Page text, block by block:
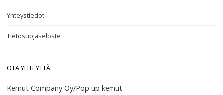
Yhteystiedot
Tietosuojaseloste
OTA YHTEYTTÄ
Kemut Company Oy/Pop up kemut